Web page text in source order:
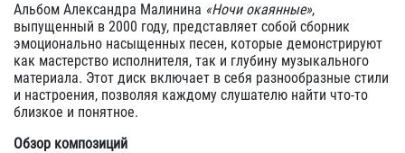
Альбом Александра Малинина «Ночи окаянные»,
выпущенный в 2000 году, представляет собой сборник
эмоционально насыщенных песен, которые демонстрируют
как мастерство исполнителя, так и глубину музыкального
материала. Этот диск включает в себя разнообразные стили
и настроения, позволяя каждому слушателю найти что-то
близкое и понятное.
Обзор композиций